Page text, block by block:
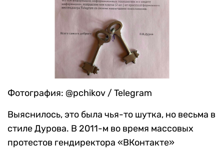
Фотография: @pchikov / Telegram
Выяснилось, это была чья-то шутка, но весьма в
стиле Дурова. В 2011-м во время массовых
протестов гендиректора «ВКонтакте»